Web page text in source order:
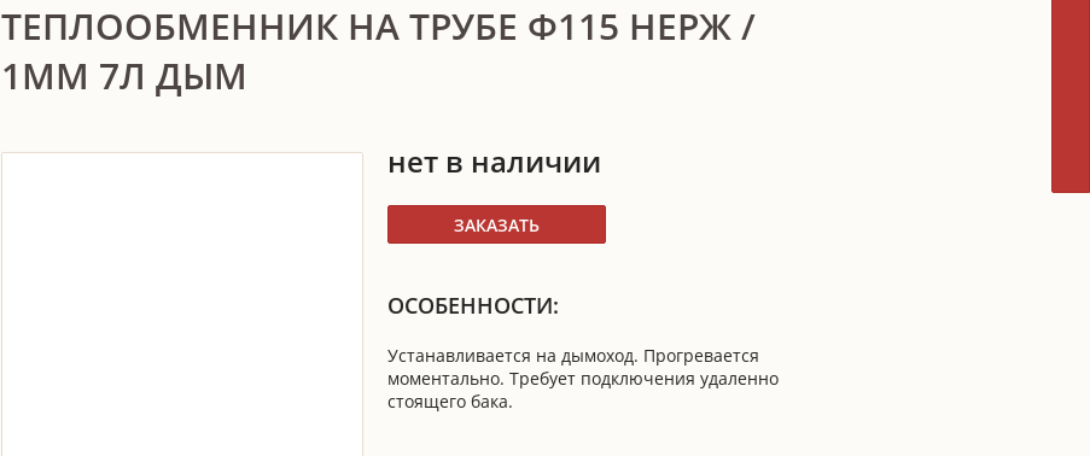
ТЕПЛООБМЕННИК НА ТРУБЕ Ф115 НЕРЖ /
1ММ 7Л ДЫМ
нет в наличии
ЗАКАЗАТЬ
ОСОБЕННОСТИ:
Устанавливается на дымоход. Прогревается
моментально. Требует подключения удаленно
стоящего бака.